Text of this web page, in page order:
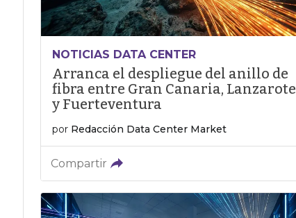
NOTICIAS DATA CENTER
Arranca el despliegue del anillo de
fibra entre Gran Canaria, Lanzarote
y Fuerteventura
por Redacción Data Center Market
Compartir